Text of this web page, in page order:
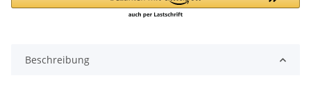
Beschreibung